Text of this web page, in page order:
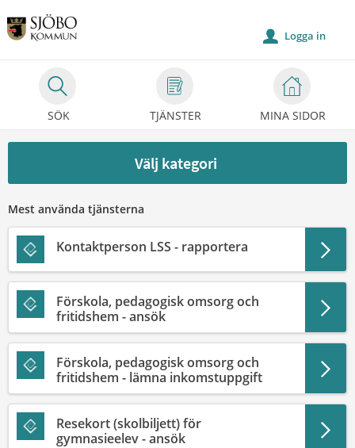
Välkommen
till
kommun
SÖK TJÄNSTER MINA SIDOR
u Logga in
Välj kategori
Mest använda tjänsterna
Kontaktperson LSS - rapportera
Förskola, pedagogisk omsorg och
fritidshem - ansök
Förskola, pedagogisk omsorg och
fritidshem - lämna inkomstuppgift
Resekort (skolbiljett) för
gymnasieelev - ansök